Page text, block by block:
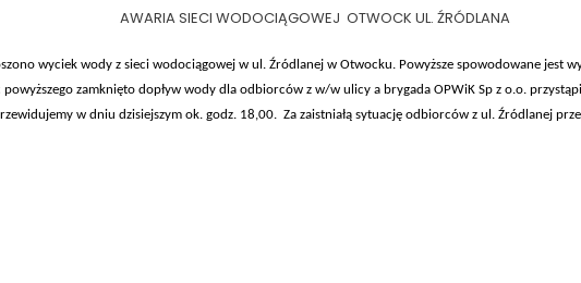
AWARIA SIECI WODOCIĄGOWEJ OTWOCK UL. ŹRÓDLANA
wyciek wody z sieci wodociągowej w ul. Źródlanej w Otwocku. Powyższe spowodowane jest
zamknięto dopływ wody dla odbiorców z w/w ulicy a brygada OPWiK Sp z o.o.
w dniu dzisiejszym ok. godz. 18,00. Za zaistniałą sytuację odbiorców z ul. Źródlanej